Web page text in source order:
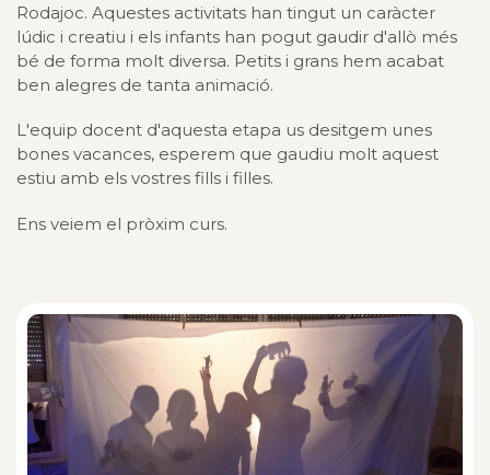
Rodajoc. Aquestes activitats han tingut un caràcter
lúdic i creatiu i els infants han pogut gaudir d'allò més
bé de forma molt diversa. Petits i grans hem acabat
ben alegres de tanta animació.
L'equip docent d'aquesta etapa us desitgem unes
bones vacances, esperem que gaudiu molt aquest
estiu amb els vostres fills i filles.
Ens veiem el pròxim curs.